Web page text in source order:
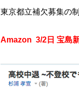
東京都立補欠募集の
Amazon 3/2日 宝島